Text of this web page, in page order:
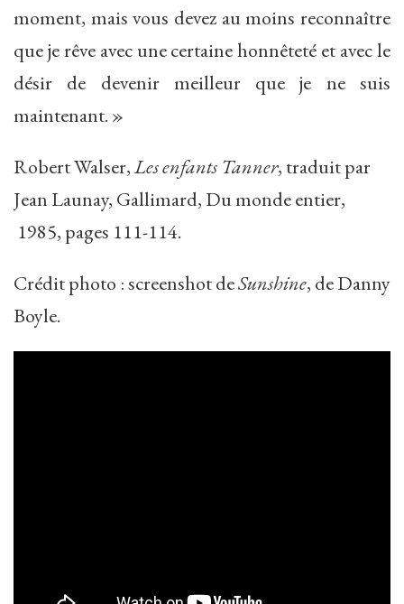
moment, mais vous devez au moins reconnaître
que je rêve avec une certaine honnêteté et avec le
désir de devenir meilleur que je ne suis
maintenant. »
Robert Walser,Les enfants Tanner, traduit par
Jean Launay, Gallimard, Du monde entier,
1985, pages 111-114.
Crédit photo : screenshot deSunshine, de Danny
Boyle.